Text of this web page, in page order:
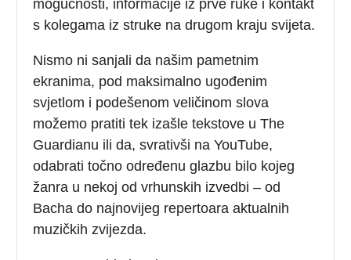
mogućnosti, informacije iz prve ruke i kontakt
s kolegama iz struke na drugom kraju svijeta.
Nismo ni sanjali da našim pametnim
ekranima, pod maksimalno ugođenim
svjetlom i podešenom veličinom slova
možemo pratiti tek izašle tekstove u The
Guardianu ili da, svrativši na YouTube,
odabrati točno određenu glazbu bilo kojeg
žanra u nekoj od vrhunskih izvedbi – od
Bacha do najnovijeg repertoara aktualnih
muzičkih zvijezda.